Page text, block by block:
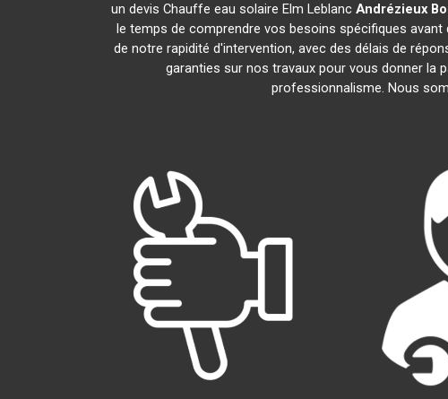
un devis Chauffe eau solaire Elm Leblanc Andrézieux
le temps de comprendre vos besoins spécifiques
de notre rapidité d'intervention, avec des délais de
garanties sur nos travaux pour vous donner la
professionnalisme. Nous